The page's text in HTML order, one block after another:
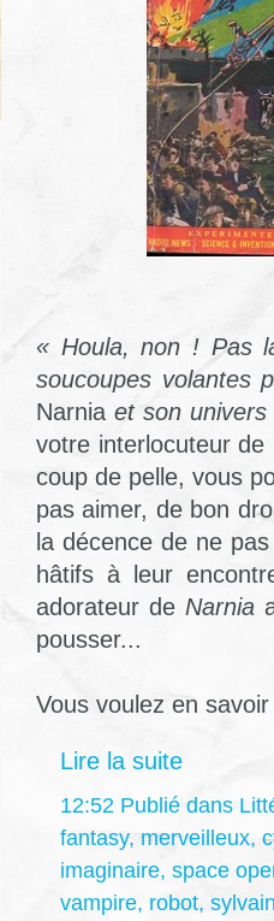
« Houla, non ! Pas
soucoupes volantes
Narnia et son univers
votre interlocuteur
coup de pelle, vous
pas aimer, de bon
la décence de ne
hâtifs à leur
adorateur de Narnia
pousser...
Vous voulez en
Lire la suite
12:52 Publié dans
fantasy, merveilleux,
imaginaire, space
vampire, robot,